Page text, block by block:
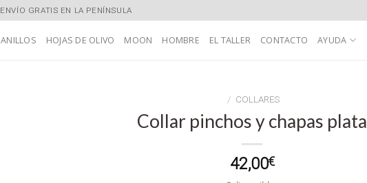
ENVÍO GRATIS EN LA PENÍNSULA
ANILLOS HOJAS DE OLIVO MOON HOMBRE EL TALLER CONTACTO AYUDA
/ COLLARES
Collar pinchos y chapas plata
42,00€